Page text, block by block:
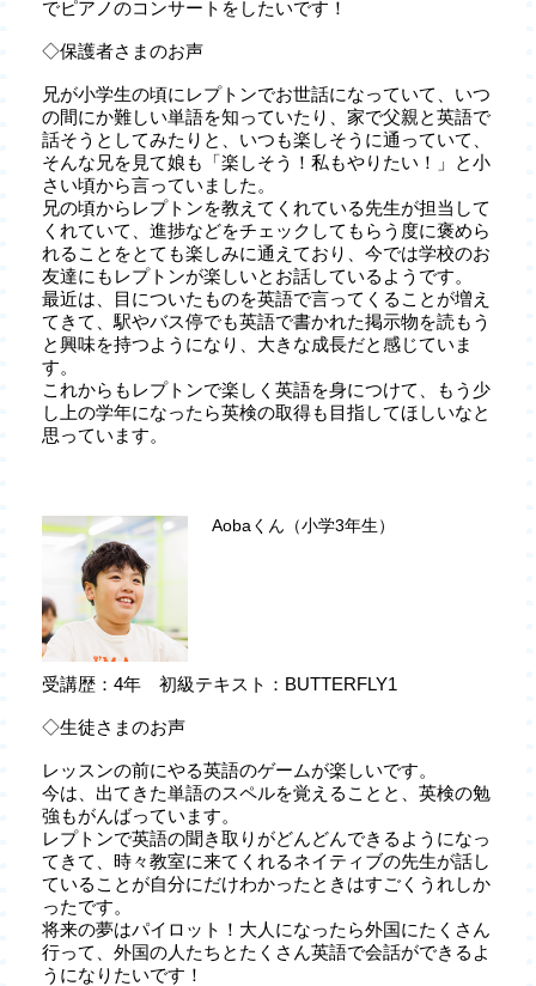
でピアノのコンサートをしたいです！
◇保護者さまのお声
兄が小学生の頃にレプトンでお世話になっていて、いつ
の間にか難しい単語を知っていたり、家で父親と英語で
話そうとしてみたりと、いつも楽しそうに通っていて、
そんな兄を見て娘も「楽しそう！私もやりたい！」と小
さい頃から言っていました。
兄の頃からレプトンを教えてくれている先生が担当して
くれていて、進捗などをチェックしてもらう度に褒めら
れることをとても楽しみに通えており、今では学校のお
友達にもレプトンが楽しいとお話しているようです。
最近は、目についたものを英語で言ってくることが増え
てきて、駅やバス停でも英語で書かれた掲示物を読もう
と興味を持つようになり、大きな成長だと感じていま
す。
これからもレプトンで楽しく英語を身につけて、もう少
し上の学年になったら英検の取得も目指してほしいなと
思っています。
Aobaくん（小学3年生）
受講歴：4年 初級テキスト：BUTTERFLY1
◇生徒さまのお声
レッスンの前にやる英語のゲームが楽しいです。
今は、出てきた単語のスペルを覚えることと、英検の勉
強もがんばっています。
レプトンで英語の聞き取りがどんどんできるようになっ
てきて、時々教室に来てくれるネイティブの先生が話し
ていることが自分にだけわかったときはすごくうれしか
ったです。
将来の夢はパイロット！大人になったら外国にたくさん
行って、外国の人たちとたくさん英語で会話ができるよ
うになりたいです！